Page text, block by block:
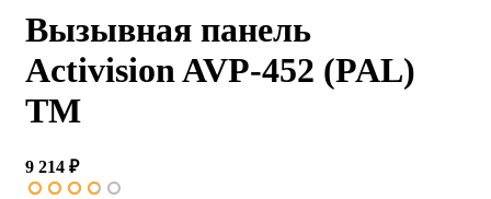
Вызывная панель
Activision AVP-452 (PAL)
ТМ
9 214 ₽